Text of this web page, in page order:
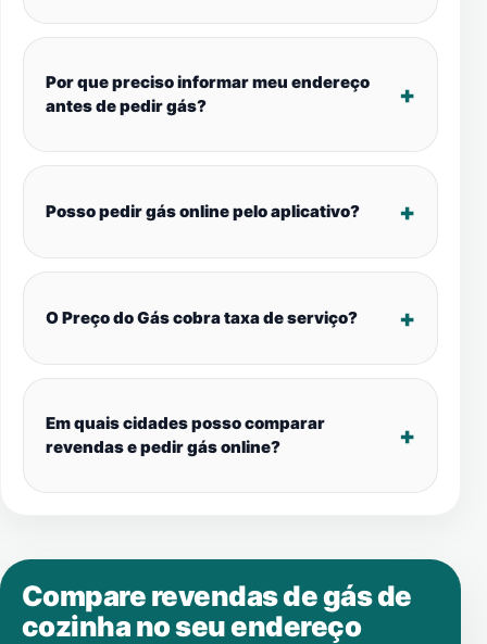
Por que preciso informar meu endereço
antes de pedir gás?
Posso pedir gás online pelo aplicativo?
O Preço do Gás cobra taxa de serviço?
Em quais cidades posso comparar
revendas e pedir gás online?
Compare revendas de gás de
cozinha no seu endereço